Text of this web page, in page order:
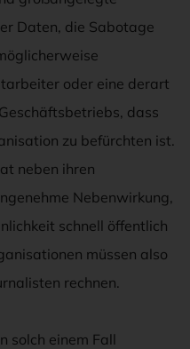
Daten, die Sabotage
oder eine derart
dass
zu befürchten ist.
neben ihren
Nebenwirkung,
schnell öffentlich
müssen also
rechnen.
solch einem Fall